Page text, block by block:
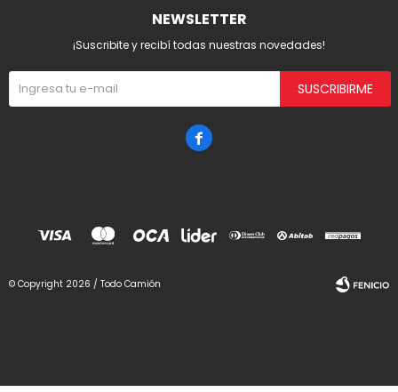
NEWSLETTER
¡Suscribite y recibí todas nuestras novedades!
SUSCRIBIRME

© Copyright 2026 / Todo Camión